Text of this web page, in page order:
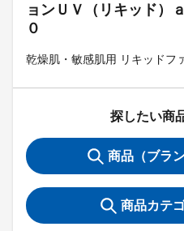
ョンＵＶ（リキッド）
０
乾燥肌・敏感肌用 リキッドフ
探したい商
商品（ブラ
商品カテ